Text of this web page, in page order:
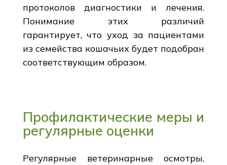
протоколов диагностики и лечения.
Понимание этих различий
гарантирует, что уход за пациентами
из семейства кошачьих будет подобран
соответствующим образом.
Профилактические меры и
регулярные оценки
Регулярные ветеринарные осмотры,